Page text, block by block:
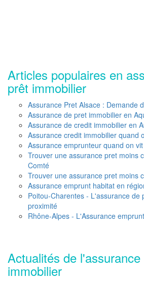
Articles populaires en
prêt immobilier
Assurance Pret Alsace : Demande
Assurance de pret immobilier en
Assurance de credit immobilier en
Assurance credit immobilier quand
Assurance emprunteur quand on
Trouver une assurance pret moins
Comté
Trouver une assurance pret moins
Assurance emprunt habitat en
Poitou-Charentes - L'assurance de
proximité
Rhône-Alpes - L'Assurance
Actualités de
immobilier